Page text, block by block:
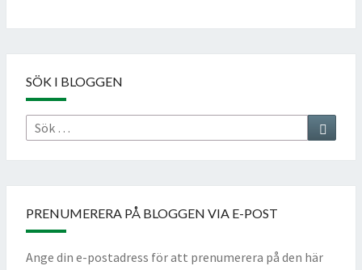
SÖK I BLOGGEN
Sök
Sök
PRENUMERERA PÅ BLOGGEN VIA E-POST
Ange din e-postadress för att prenumerera på den här